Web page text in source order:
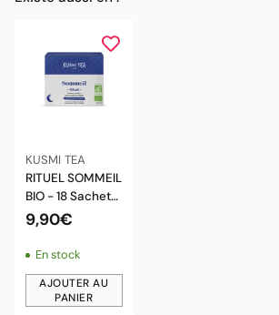
KUSMI TEA
RITUEL SOMMEIL
BIO - 18 Sachets
- Rooibos,
Mélisse &
Verveine -
9,90€
En stock
AJOUTER AU
PANIER
Quantité